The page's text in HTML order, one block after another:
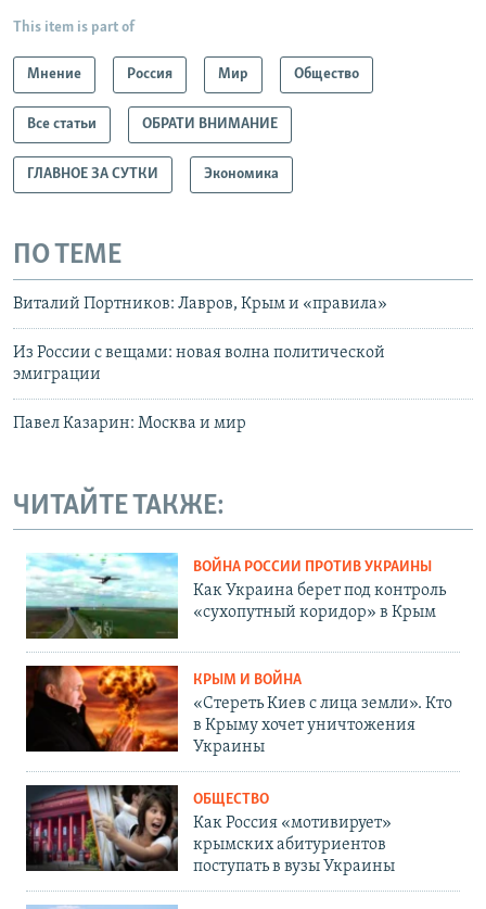
This item is part of
Мнение Россия Мир Общество
Все статьи ОБРАТИ ВНИМАНИЕ
ГЛАВНОЕ ЗА СУТКИ Экономика
ПО ТЕМЕ
Виталий Портников: Лавров, Крым и «правила»
Из России с вещами: новая волна политической
эмиграции
Павел Казарин: Москва и мир
ЧИТАЙТЕ ТАКЖЕ:
ВОЙНА РОССИИ ПРОТИВ УКРАИНЫ
Как Украина берет под контроль
«сухопутный коридор» в Крым
КРЫМ И ВОЙНА
«Стереть Киев с лица земли». Кто
в Крыму хочет уничтожения
Украины
ОБЩЕСТВО
Как Россия «мотивирует»
крымских абитуриентов
поступать в вузы Украины